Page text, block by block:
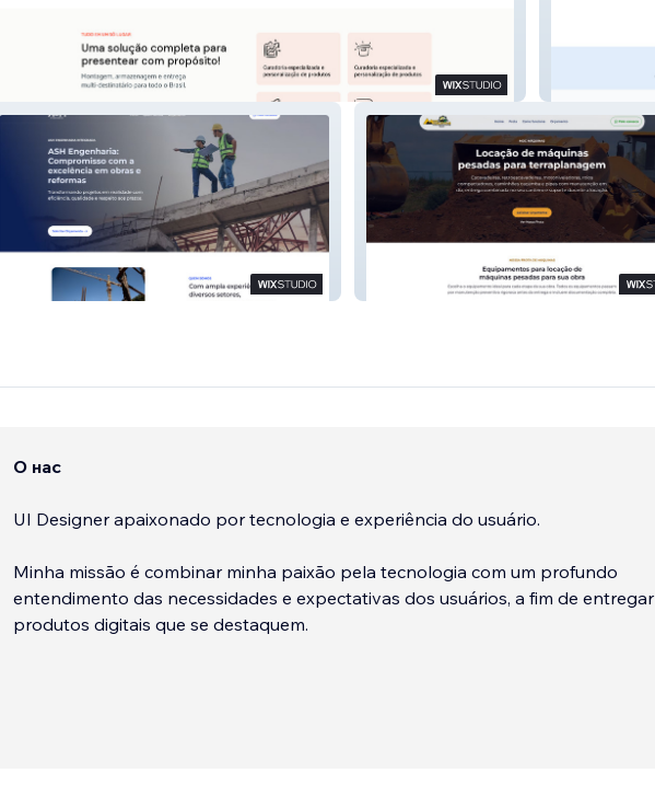
ASH Engenhanharia Integrada Moc Maquinas
О нас
UI Designer apaixonado por tecnologia e experiência do usuário.
Minha missão é combinar minha paixão pela tecnologia com um profundo
entendimento das necessidades e expectativas dos usuários, a fim de entregar
produtos digitais que se destaquem.